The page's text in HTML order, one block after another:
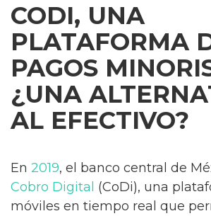
CODI, UNA
PLATAFORMA
PAGOS
¿UNA
AL EFECTIVO?
En 2019, el banco central de
Cobro Digital (CoDi), una
móviles en tiempo real que